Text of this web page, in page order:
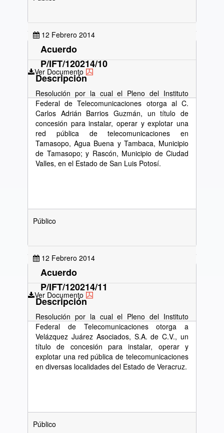
12 Febrero 2014
Ver Documento
Acuerdo
P/IFT/120214/10
Descripción
Resolución por la cual el Pleno del Instituto
Federal de Telecomunicaciones otorga al C.
Carlos Adrián Barrios Guzmán, un título de
concesión para instalar, operar y explotar una
red pública de telecomunicaciones en
Tamasopo, Agua Buena y Tambaca, Municipio
de Tamasopo; y Rascón, Municipio de Ciudad
Valles, en el Estado de San Luis Potosí.
Público
12 Febrero 2014
Ver Documento
Acuerdo
P/IFT/120214/11
Descripción
Resolución por la cual el Pleno del Instituto
Federal de Telecomunicaciones otorga a
Velázquez Juárez Asociados, S.A. de C.V., un
título de concesión para instalar, operar y
explotar una red pública de telecomunicaciones
en diversas localidades del Estado de Veracruz.
Público